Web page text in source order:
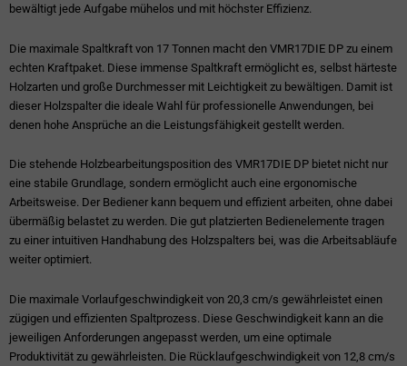
bewältigt jede Aufgabe mühelos und mit höchster Effizienz.
Die maximale Spaltkraft von 17 Tonnen macht den VMR17DIE DP zu einem
echten Kraftpaket. Diese immense Spaltkraft ermöglicht es, selbst härteste
Holzarten und große Durchmesser mit Leichtigkeit zu bewältigen. Damit ist
dieser Holzspalter die ideale Wahl für professionelle Anwendungen, bei
denen hohe Ansprüche an die Leistungsfähigkeit gestellt werden.
Die stehende Holzbearbeitungsposition des VMR17DIE DP bietet nicht nur
eine stabile Grundlage, sondern ermöglicht auch eine ergonomische
Arbeitsweise. Der Bediener kann bequem und effizient arbeiten, ohne dabei
übermäßig belastet zu werden. Die gut platzierten Bedienelemente tragen
zu einer intuitiven Handhabung des Holzspalters bei, was die Arbeitsabläufe
weiter optimiert.
Die maximale Vorlaufgeschwindigkeit von 20,3 cm/s gewährleistet einen
zügigen und effizienten Spaltprozess. Diese Geschwindigkeit kann an die
jeweiligen Anforderungen angepasst werden, um eine optimale
Produktivität zu gewährleisten. Die Rücklaufgeschwindigkeit von 12,8 cm/s